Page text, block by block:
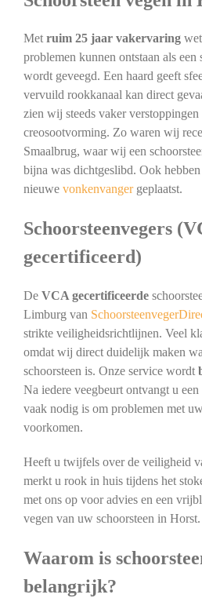
Metruim 25 jaar vakervaring
problemen kunnen ontstaan als
wordt geveegd. Een haard geeft
vervuild rookkanaal kan direct
zien wij steeds vaker
creosootvorming. Zo waren wij
Smaalbrug, waar wij een
bijna was dichtgeslibd. Ook
nieuwe vonkenvangergeplaatst.
Schoorsteenvegers
gecertificeerd)
De VCA gecertificeerde
Limburg van
strikte veiligheidsrichtlijnen. Veel
omdat wij direct duidelijk maken
schoorsteen is. Onze service wordt
Na iedere veegbeurt ontvangt u een
vaak nodig is om problemen met
voorkomen.
Heeft u twijfels over de veiligheid
merkt u rook in huis tijdens het
met ons op voor advies en een
vegen van uw schoorsteen in Horst.
Waarom is
belangrijk?